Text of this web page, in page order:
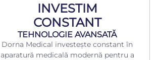
INVESTIM
CONSTANT
TEHNOLOGIE AVANSATĂ
Dorna Medical investește constant în
aparatură medicală modernă pentru a